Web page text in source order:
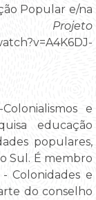
Popular e/na
in Projeto
e
educação
populares,
Sul. É membro
Colonidades e
do conselho